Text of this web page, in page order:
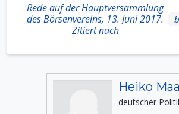
Rede auf der Hauptversammlung
des Börsenvereins, 13. Juni 2017.
Zitiert nach
Heiko
deutscher